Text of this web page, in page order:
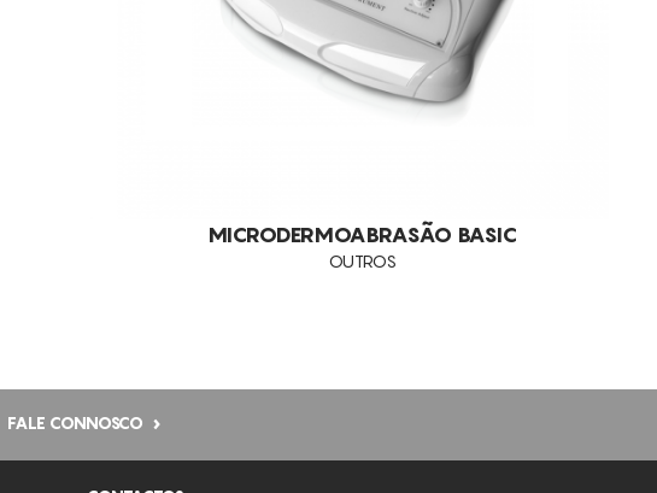
MICRODERMOABRASÃO BASIC
OUTROS
FALE CONNOSCO